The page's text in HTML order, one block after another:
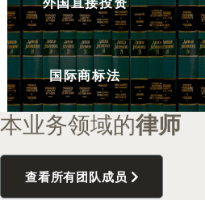
国际商标法
本业务领域的律师
查看所有团队成员